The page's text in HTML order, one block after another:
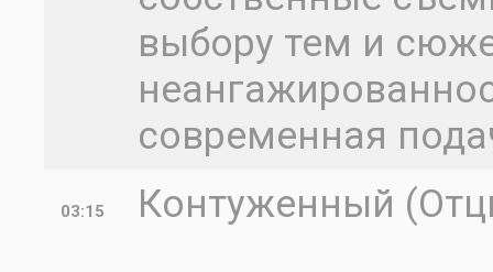
выбору тем и
современная
03:15
Контуженный